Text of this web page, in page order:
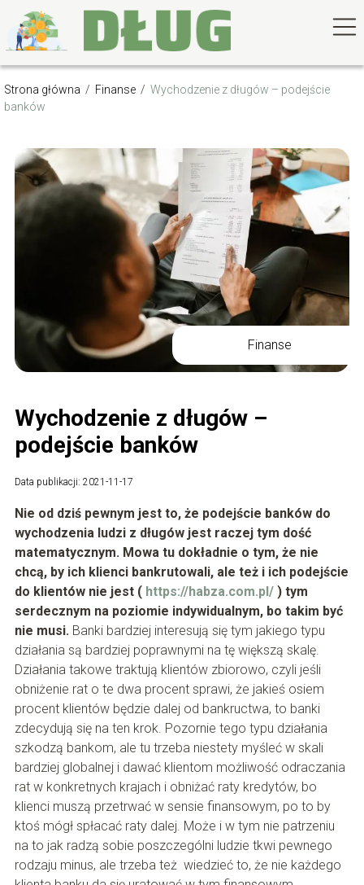
Strona główna / Finanse / Wychodzenie z długów – podejście
banków
Finanse
Wychodzenie z długów –
podejście banków
Data publikacji: 2021-11-17
Nie od dziś pewnym jest to, że podejście banków do
wychodzenia ludzi z długów jest raczej tym dość
matematycznym. Mowa tu dokładnie o tym, że nie
chcą, by ich klienci bankrutowali, ale też i ich podejście
do klientów nie jest ( https://habza.com.pl/) tym
serdecznym na poziomie indywidualnym, bo takim być
nie musi.Banki bardziej interesują się tym jakiego typu
działania są bardziej poprawnymi na tę większą skalę.
Działania takowe traktują klientów zbiorowo, czyli jeśli
obniżenie rat o te dwa procent sprawi, że jakieś osiem
procent klientów będzie dalej od bankructwa, to banki
zdecydują się na ten krok. Pozornie tego typu działania
szkodzą bankom, ale tu trzeba niestety myśleć w skali
bardziej globalnej i dawać klientom możliwość odraczania
rat w konkretnych krajach i obniżać raty kredytów, bo
klienci muszą przetrwać w sensie finansowym, po to by
ktoś mógł spłacać raty dalej. Może i w tym nie patrzeniu
na to jak radzą sobie poszczególni ludzie tkwi pewnego
rodzaju minus, ale trzeba też wiedzieć to, że nie każdego